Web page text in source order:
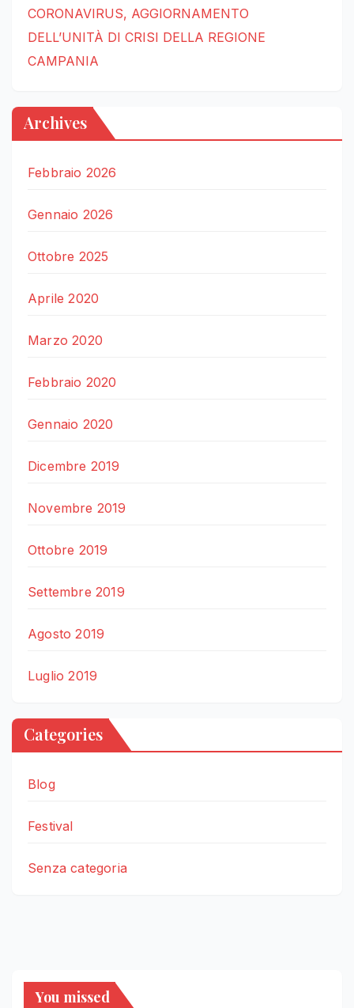
CORONAVIRUS, AGGIORNAMENTO
DELL’UNITÀ DI CRISI DELLA REGIONE
CAMPANIA
Archives
Febbraio 2026
Gennaio 2026
Ottobre 2025
Aprile 2020
Marzo 2020
Febbraio 2020
Gennaio 2020
Dicembre 2019
Novembre 2019
Ottobre 2019
Settembre 2019
Agosto 2019
Luglio 2019
Categories
Blog
Festival
Senza categoria
You missed